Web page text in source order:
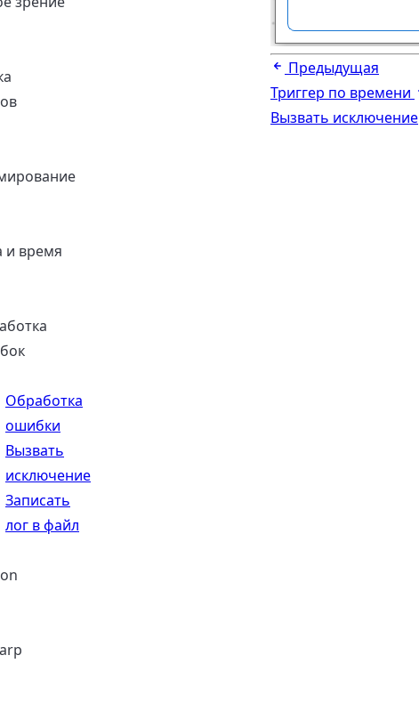
и время
Обработка
ошибки
Вызвать
исключение
Записать
лог в файл
Предыдущая
Триггер по времени
Вызвать исключение